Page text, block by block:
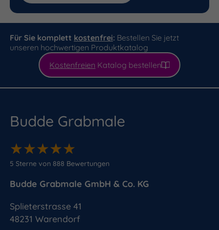
Für Sie komplett kostenfrei: Bestellen Sie jetzt
unseren hochwertigen Produktkatalog
Kostenfreien Katalog bestellen
Budde Grabmale
★★★★★
★★★★★
5 Sterne von 888 Bewertungen
Budde Grabmale GmbH & Co. KG
Splieterstrasse 41
48231 Warendorf